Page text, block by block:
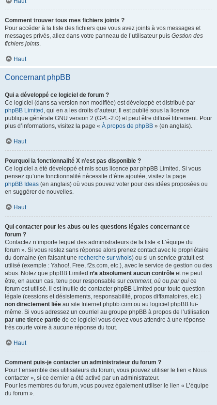
Comment trouver tous mes fichiers joints ?
Pour accéder à la liste des fichiers que vous avez joints à vos messages et
messages privés, allez dans votre panneau de l’utilisateur puis Gestion des
fichiers joints.
Haut
Concernant phpBB
Qui a développé ce logiciel de forum ?
Ce logiciel (dans sa version non modifiée) est développé et distribué par
phpBB Limited , qui en a les droits d’auteur. Il est publié sous la licence
publique générale GNU version 2 (GPL-2.0) et peut être diffusé librement. Pour
plus d’informations, visitez la page « À propos de phpBB » (en anglais).
Haut
Pourquoi la fonctionnalité X n’est pas disponible ?
Ce logiciel a été développé et mis sous licence par phpBB Limited. Si vous
pensez qu’une fonctionnalité nécessite d’être ajoutée, visitez la page
phpBB Ideas (en anglais) où vous pouvez voter pour des idées proposées ou
en suggérer de nouvelles.
Haut
Qui contacter pour les abus ou les questions légales concernant ce
forum ?
Contactez n’importe lequel des administrateurs de la liste « L’équipe du
forum ». Si vous restez sans réponse alors prenez contact avec le propriétaire
du domaine (en faisant une recherche sur whois) ou si un service gratuit est
utilisé (exemple : Yahoo!, Free, f2s.com, etc.), avec le service de gestion ou des
abus. Notez que phpBB Limited n’a absolument aucun contrôle et ne peut
être, en aucun cas, tenu pour responsable sur comment, où ou par qui ce
forum est utilisé. Il est inutile de contacter phpBB Limited pour toute question
légale (cessions et désistements, responsabilité, propos diffamatoires, etc.)
non directement liée au site Internet phpbb.com ou au logiciel phpBB lui-
même. Si vous adressez un courriel au groupe phpBB à propos de l’utilisation
par une tierce partie de ce logiciel vous devez vous attendre à une réponse
très courte voire à aucune réponse du tout.
Haut
Comment puis-je contacter un administrateur du forum ?
Pour l’ensemble des utilisateurs du forum, vous pouvez utiliser le lien « Nous
contacter », si ce dernier a été activé par un administrateur.
Pour les membres du forum, vous pouvez également utiliser le lien « L’équipe
du forum ».